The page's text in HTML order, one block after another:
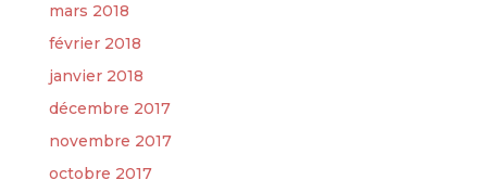
mars 2018
février 2018
janvier 2018
décembre 2017
novembre 2017
octobre 2017